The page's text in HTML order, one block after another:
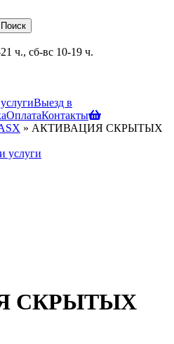
Поиск
ч., сб-вс 10-19 ч.
Выезд в
ОплатаКонтакты
» АКТИВАЦИЯ СКРЫТЫХ
услуги
СКРЫТЫХ